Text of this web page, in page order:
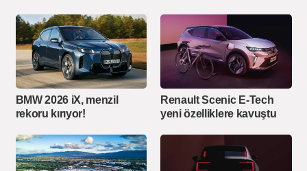
BMW 2026 iX, menzil
rekoru kırıyor!
Renault Scenic E-Tech
yeni özelliklere kavuştu